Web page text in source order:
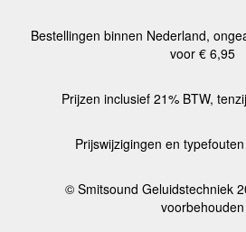
Bestellingen binnen Nederland,
voor € 6,95
Prijzen inclusief 21% BTW,
Prijswijzigingen en
© Smitsound Geluidstechniek
voorbehouden